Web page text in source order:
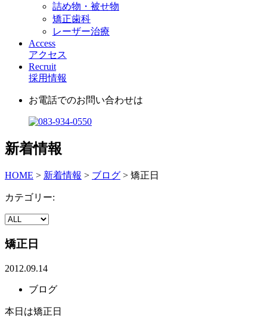
詰め物・被せ物
矯正歯科
レーザー治療
Access
アクセス
Recruit
採用情報
お電話でのお問い合わせは
新着情報
HOME > 新着情報 > ブログ > 矯正日
カテゴリー:
矯正日
2012.09.14
ブログ
本日は矯正日